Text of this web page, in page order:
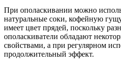
При ополаскивании можно
натуральные соки, кофейную
имеет цвет прядей, поскольку
ополаскиватели обладают
свойствами, а при регулярном
продолжительный эффект.